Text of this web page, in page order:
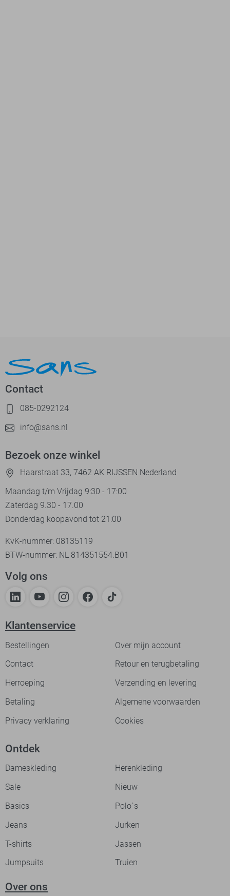
Contact
085-0292124
info@sans.nl
Bezoek onze winkel
Haarstraat 33, 7462 AK RIJSSEN Nederland
Maandag t/m Vrijdag 9:30 - 17:00
Zaterdag 9.30 - 17.00
Donderdag koopavond tot 21:00
KvK-nummer: 08135119
BTW-nummer: NL 814351554.B01
Volg ons
Klantenservice
Bestellingen
Over mijn account
Contact
Retour en terugbetaling
Herroeping
Verzending en levering
Betaling
Algemene voorwaarden
Privacy verklaring
Cookies
Ontdek
Dameskleding
Herenkleding
Sale
Nieuw
Basics
Polo`s
Jeans
Jurken
T-shirts
Jassen
Jumpsuits
Truien
Over ons